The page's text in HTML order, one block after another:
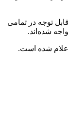
این بروزرسانی نشان‌دهنده افزایش قابل توجه در تمامی
شده‌اند.
بخش خودروهای سنگین مانند اتوبوس شهری دیزل (اروند) حدود ۳.۹ میلیارد تومان اعلام شده است.